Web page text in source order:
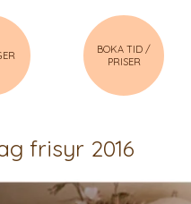
BOKA TID /
PRISER
frisyr 2016